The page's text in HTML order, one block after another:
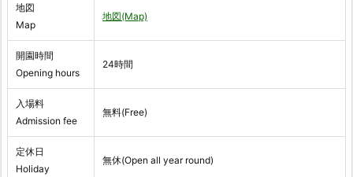
地図
Map
地図(Map)
開園時間
Opening hours
24時間
入場料
Admission fee
無料(Free)
定休日
Holiday
無休(Open all year round)